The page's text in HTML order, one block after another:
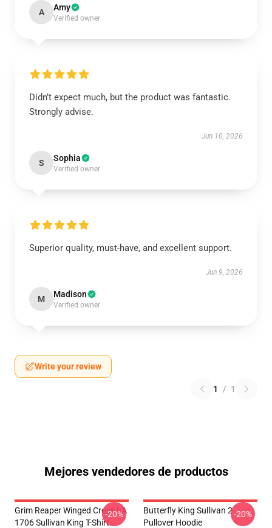
A Amy
Verified owner
Didn’t expect much, but the product was fantastic.
Strongly advise.
Jun 10, 2026
S Sophia
Verified owner
Superior quality, must-have, and excellent support.
Jun 9, 2026
M Madison
Verified owner
Write your review
1 / 1
Mejores vendedores de productos
Grim Reaper Winged Cross LA
1706 Sullivan King T-Shirt
-20%
Butterfly King Sullivan 2
Pullover Hoodie
-20%